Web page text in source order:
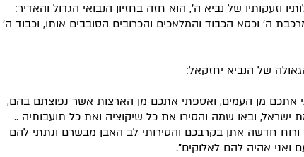
וזעקותיו של נביא ה', הוא חזה בחזיון הנבואי הגדול והאדיר:
ה' וכסא הכבוד והמלאכים והכרובים הסובבים אותו, וכבוד ה'
של הנביא יחזקאל:
אתכם מן העמים, ואספתי אתכם מן הארצות אשר נפוצתם בהם,
ישראל, ובאו שמה והסירו את כל שיקוציה ואת כל תועבותיה ..
חדשה אתן בקרבכם והסירותי לב האבן מבשרם ונתתי להם
ואני אהיה להם לאלוקים".